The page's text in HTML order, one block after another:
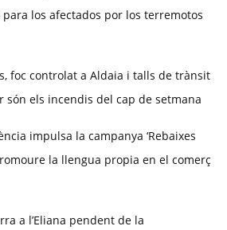
para los afectados por los terremotos
foc controlat a Aldaia i talls de trànsit
són els incendis del cap de setmana
impulsa la campanya ‘Rebaixes
la llengua propia en el comerç
a l’Eliana pendent de la